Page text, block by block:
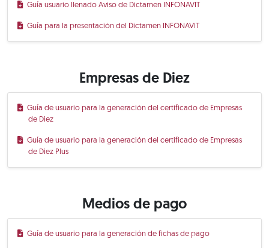
Guía usuario llenado Aviso de Dictamen INFONAVIT
Guía para la presentación del Dictamen INFONAVIT
Empresas de Diez
Guía de usuario para la generación del certificado de Empresas
de Diez
Guía de usuario para la generación del certificado de Empresas
de Diez Plus
Medios de pago
Guía de usuario para la generación de fichas de pago